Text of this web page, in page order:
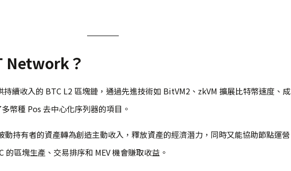
Network？
續收入的 BTC L2 區塊鏈，通過先進技術如 BitVM2、zkVM 擴展比特幣速度、成
幣種 Pos 去中心化序列器的項目。
動持有者的資產轉為創造主動收入，釋放資產的經濟潛力，同時又能協助節點運營
的區塊生產、交易排序和 MEV 機會賺取收益。